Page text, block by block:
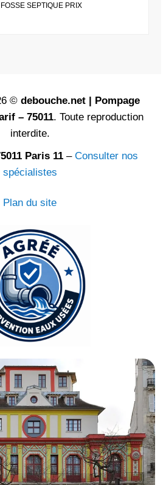
SEPTIQUE PRIX
© debouche.net | Pompage
– 75011. Toute reproduction
interdite.
Paris 11 – Consulter nos
spécialistes
Plan du site